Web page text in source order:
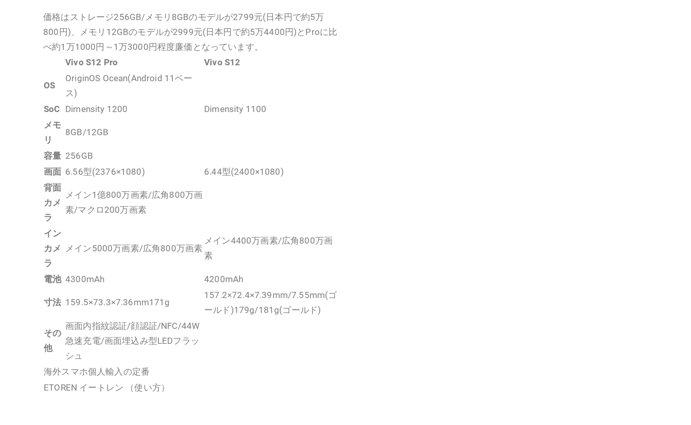
価格はストレージ256GB/メモリ8GBのモデルが2799元(日本円で約5万
800円)、メモリ12GBのモデルが2999元(日本円で約5万4400円)とProに比
べ約1万1000円～1万3000円程度廉価となっています。
Vivo S12 Pro
Vivo S12
OS
OriginOS Ocean(Android 11ベー
ス)
SoC Dimensity 1200
Dimensity 1100
メモ
リ
8GB/12GB
容量 256GB
画面 6.56型(2376×1080)
6.44型(2400×1080)
背面
カメ
ラ
メイン1億800万画素/広角800万画
素/マクロ200万画素
イン
カメ
ラ
メイン5000万画素/広角800万画素
メイン4400万画素/広角800万画
素
電池 4300mAh 4200mAh
寸法 159.5×73.3×7.36mm171g
157.2×72.4×7.39mm/7.55mm(ゴ
ールド)179g/181g(ゴールド)
その
他
画面内指紋認証/顔認証/NFC/44W
急速充電/画面埋込み型LEDフラッ
シュ
海外スマホ個人輸入の定番
ETOREN イートレン （使い方）